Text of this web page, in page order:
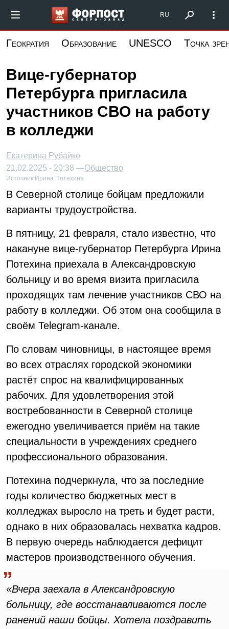
основному
Форпост Северо-Запад
RU
Геократия Образование UNESCO Точка
Вице-губернатор
Петербурга пригласила
участников СВО на работу
в колледжи
Екатерина Рубайко
21.02.2025 - 20:38 —Общество
Источник: Ирина Потехина
В Северной столице бойцам предложили
варианты трудоустройства.
В пятницу, 21 февраля, стало известно, что
накануне вице-губернатор Петербурга Ирина
Потехина приехала в Александровскую
больницу и во время визита пригласила
проходящих там лечение участников СВО на
работу в колледжи. Об этом она сообщила в
своём Telegram-канале.
По словам чиновницы, в настоящее время
во всех отраслях городской экономики
растёт спрос на квалифицированных
рабочих. Для удовлетворения этой
востребованности в Северной столице
ежегодно увеличивается приём на такие
специальности в учреждениях среднего
профессионального образования.
Потехина подчеркнула, что за последние
годы количество бюджетных мест в
колледжах выросло на треть и будет расти,
однако в них образовалась нехватка кадров.
В первую очередь наблюдается дефицит
мастеров производственного обучения.
«Вчера заехала в Александровскую
больницу, где восстанавливаются после
ранений наши бойцы. Хотела поздравить